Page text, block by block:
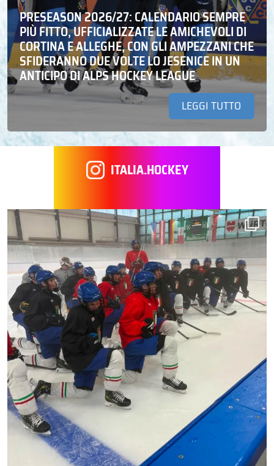
PRESEASON 2026/27: CALENDARIO SEMPRE
PIÙ FITTO, UFFICIALIZZATE LE AMICHEVOLI DI
CORTINA E ALLEGHE, CON GLI AMPEZZANI CHE
SFIDERANNO DUE VOLTE LO JESENICE IN UN
ANTICIPO DI ALPS HOCKEY LEAGUE
LEGGI TUTTO
ITALIA.HOCKEY